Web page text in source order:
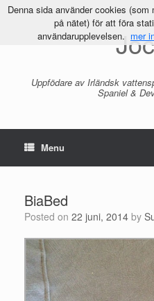
Uppfödare av Irländsk
Spaniel &
Menu
BiaBed
Posted on 22 juni, 2014 by
Denna sida använder cookies
på nätet) för att föra
användarupplevelsen. mer